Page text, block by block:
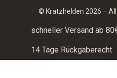
© Kratzhelden 2026 –
schneller Versand ab
14 Tage Rückgaberecht